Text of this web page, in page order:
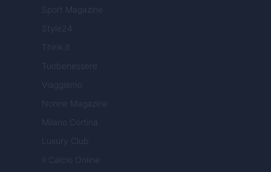
Sport Magazine
Style24
Think.it
Tuobenessere
Viaggiamo
Nonne Magazine
Milano Cortina
Luxury Club
Il Calcio Online